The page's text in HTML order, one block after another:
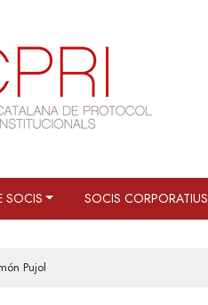
SOCIS SOCIS CORPORATIUS
Pujol